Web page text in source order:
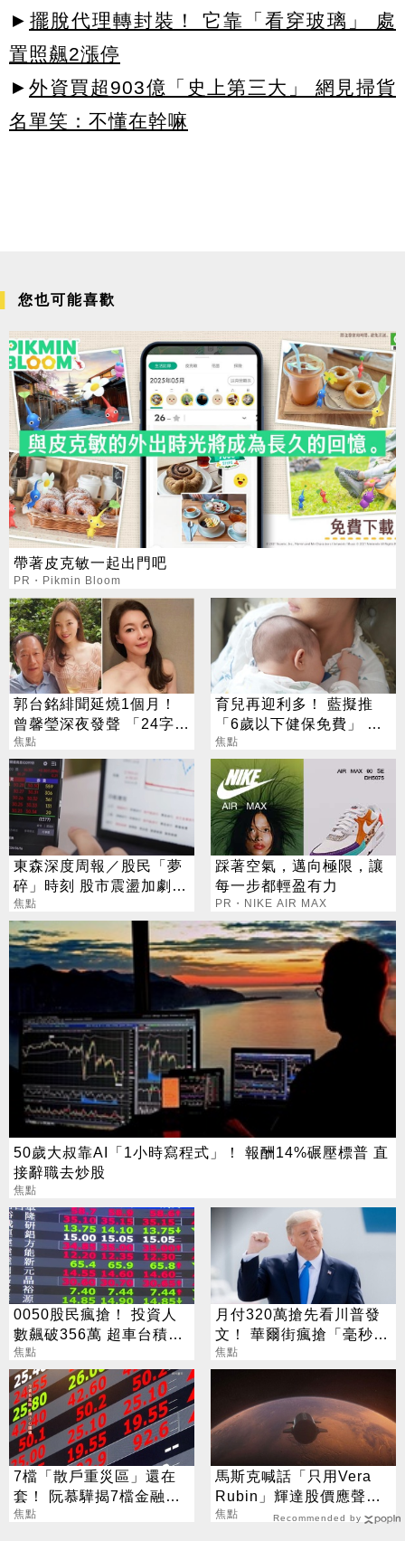
► 擺脫代理轉封裝！ 它靠「看穿玻璃」 處
置照飆2漲停
► 外資買超903億「史上第三大」 網見掃貨
名單笑：不懂在幹嘛
您也可能喜歡
帶著皮克敏一起出門吧
PR・Pikmin Bloom
郭台銘緋聞延燒1個月！
曾馨瑩深夜發聲 「24字」
吐盡最心繫的事
焦點
育兒再迎利多！ 藍擬推
「6歲以下健保免費」 每
年減輕近萬元負擔
焦點
東森深度周報／股民「夢
碎」時刻 股市震盪加劇
投資迷思現形
焦點
踩著空氣，邁向極限，讓
每一步都輕盈有力
PR・NIKE AIR MAX
50歲大叔靠AI「1小時寫程式」！ 報酬14%碾壓標普 直
接辭職去炒股
焦點
0050股民瘋搶！ 投資人
數飆破356萬 超車台積電
近50萬人
焦點
月付320萬搶先看川普發
文！ 華爾街瘋搶「毫秒優
勢」引熱議
焦點
7檔「散戶重災區」還在
套！ 阮慕驊揭7檔金融股
最抗跌
焦點
馬斯克喊話「只用Vera
Rubin」輝達股價應聲勁
揚
焦點 Recommended by